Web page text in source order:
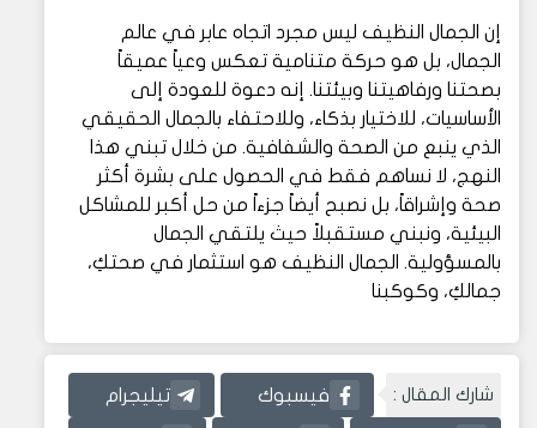
إن الجمال النظيف ليس مجرد اتجاه عابر في عالم
الجمال، بل هو حركة متنامية تعكس وعياً عميقاً
بصحتنا ورفاهيتنا وبيئتنا. إنه دعوة للعودة إلى
الأساسيات، للاختيار بذكاء، وللاحتفاء بالجمال الحقيقي
الذي ينبع من الصحة والشفافية. من خلال تبني هذا
النهج، لا نساهم فقط في الحصول على بشرة أكثر
صحة وإشراقاً، بل نصبح أيضاً جزءاً من حل أكبر للمشاكل
البيئية، ونبني مستقبلاً حيث يلتقي الجمال
بالمسؤولية. الجمال النظيف هو استثمار في صحتكِ،
جمالكِ، وكوكبنا
شارك المقال : فيسبوك تيليجرام